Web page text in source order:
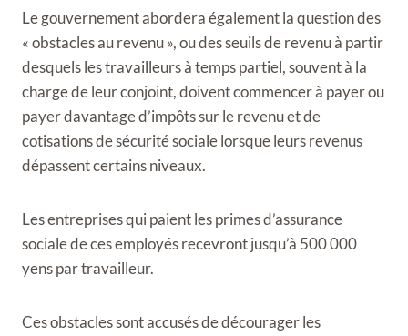
Le gouvernement abordera également la question des
« obstacles au revenu », ou des seuils de revenu à partir
desquels les travailleurs à temps partiel, souvent à la
charge de leur conjoint, doivent commencer à payer ou
payer davantage d’impôts sur le revenu et de
cotisations de sécurité sociale lorsque leurs revenus
dépassent certains niveaux.
Les entreprises qui paient les primes d’assurance
sociale de ces employés recevront jusqu’à 500 000
yens par travailleur.
Ces obstacles sont accusés de décourager les